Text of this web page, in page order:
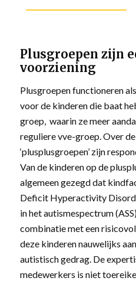
Plusgroepen zijn
voorziening
Plusgroepen functioneren
voor de kinderen die baat
groep, waarin ze meer
reguliere vve-groep. Over
‘plusplusgroepen’ zijn
Van de kinderen op de
algemeen gezegd dat
Deficit Hyperactivity
in het autismespectrum
combinatie met een
deze kinderen nauwelijks
autistisch gedrag. De
medewerkers is niet